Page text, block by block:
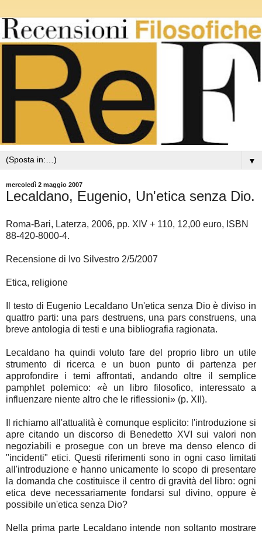
▼
mercoledì 2 maggio 2007
Lecaldano, Eugenio, Un'etica senza Dio.
Roma-Bari, Laterza, 2006, pp. XIV + 110, 12,00 euro, ISBN
88-420-8000-4.
Recensione di Ivo Silvestro 2/5/2007
Etica, religione
Il testo di Eugenio Lecaldano Un'etica senza Dio è diviso in
quattro parti: una pars destruens, una pars construens, una
breve antologia di testi e una bibliografia ragionata.
Lecaldano ha quindi voluto fare del proprio libro un utile
strumento di ricerca e un buon punto di partenza per
approfondire i temi affrontati, andando oltre il semplice
pamphlet polemico: «è un libro filosofico, interessato a
influenzare niente altro che le riflessioni» (p. XII).
Il richiamo all'attualità è comunque esplicito: l'introduzione si
apre citando un discorso di Benedetto XVI sui valori non
negoziabili e prosegue con un breve ma denso elenco di
"incidenti" etici. Questi riferimenti sono in ogni caso limitati
all'introduzione e hanno unicamente lo scopo di presentare
la domanda che costituisce il centro di gravità del libro: ogni
etica deve necessariamente fondarsi sul divino, oppure è
possibile un'etica senza Dio?
Nella prima parte Lecaldano intende non soltanto mostrare